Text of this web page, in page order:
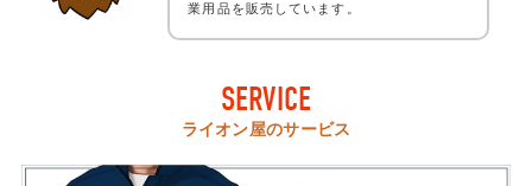
業用品を販売しています。
SERVICE
ライオン屋のサービス